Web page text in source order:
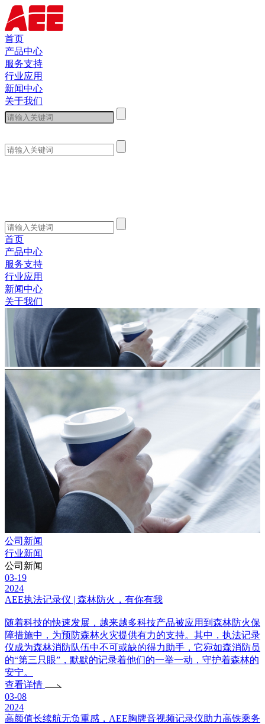
首页
产品中心
服务支持
行业应用
新闻中心
关于我们
首页
产品中心
服务支持
行业应用
新闻中心
关于我们
公司新闻
行业新闻
公司新闻
03-19
2024
AEE执法记录仪 | 森林防火，有你有我
随着科技的快速发展，越来越多科技产品被应用到森林防火保
障措施中，为预防森林火灾提供有力的支持。其中，执法记录
仪成为森林消防队伍中不可或缺的得力助手，它宛如森消防员
的“第三只眼”，默默的记录着他们的一举一动，守护着森林的
安宁。
查看详情
03-08
2024
高颜值长续航无负重感，AEE胸牌音视频记录仪助力高铁乘务